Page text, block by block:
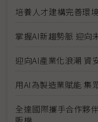
培養人才建構完善環
掌握AI新趨勢脈 迎向
迎向AI產業化浪潮 資
用AI為製造業賦能 集
全達國際攜手合作夥